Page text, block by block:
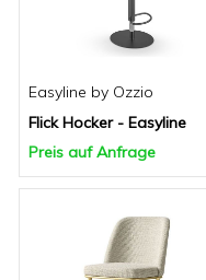
Easyline by Ozzio
Flick Hocker - Easyline
Preis auf Anfrage